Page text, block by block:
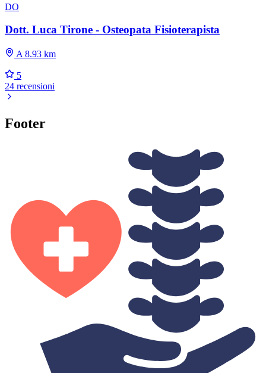
DO
Dott. Luca Tirone - Osteopata Fisioterapista
A 8.93 km
5
24 recensioni
Footer